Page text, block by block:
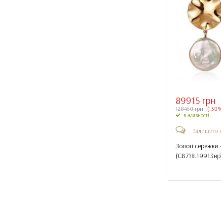
89915 грн
128450 грн (-
в наявності
Залишити
Золоті сережки
(СВ718.19913нр